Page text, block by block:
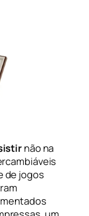
não na
de jogos